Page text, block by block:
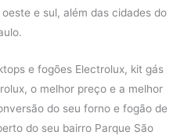
e sul, além das cidades do
e fogões Electrolux, kit gás
o melhor preço e a melhor
do seu forno e fogão de
do seu bairro Parque São